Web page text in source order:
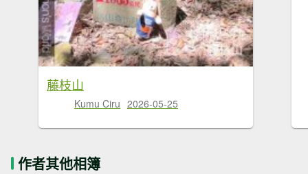
藤枝山
Kumu Ciru 2026-05-25
作者其他相簿